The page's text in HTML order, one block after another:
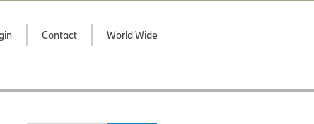
Contact World Wide